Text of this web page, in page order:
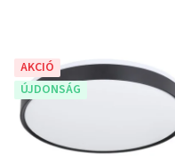
AKCIÓ
ÚJDONSÁG